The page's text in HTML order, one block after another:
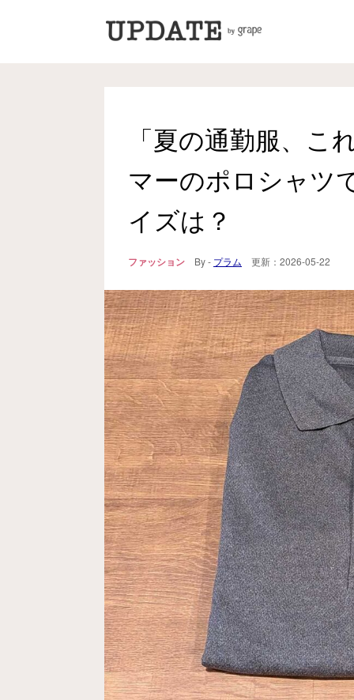
「夏の通勤服、
マーのポロシャツ
イズは？
ファッション By - プラム 更新： 2026-05-22